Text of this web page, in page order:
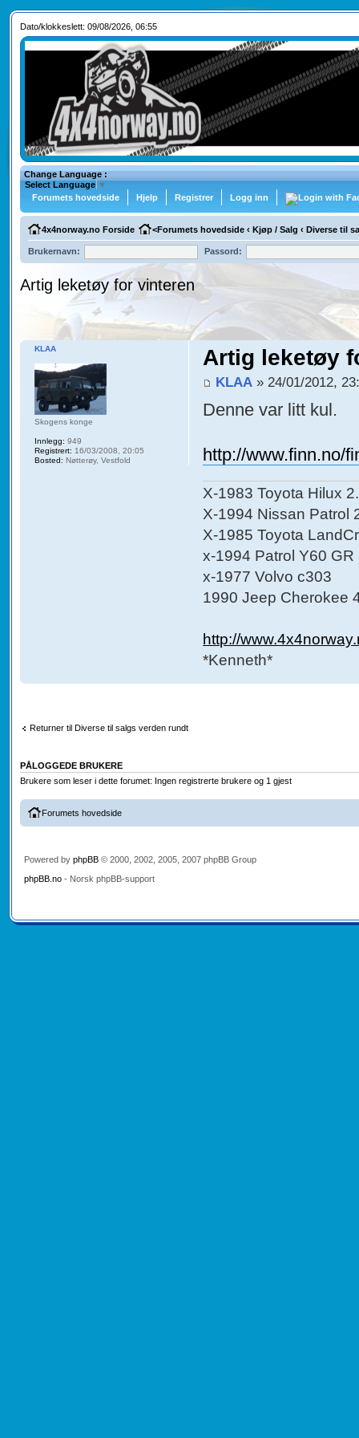
Dato/klokkeslett: 09/08/2026, 06:55
Change Language :
Select Language ▼
Forumets hovedside
Hjelp Registrer Logg inn
4x4norway.no Forside <Forumets hovedside ‹ Kjøp / Salg ‹ Diverse til
Brukernavn: Passord:
Artig leketøy for vinteren
Artig leketøy
KLAA » 24/01/2012,
Denne var litt kul.
http://www.finn.no/
X-1983 Toyota Hilux
X-1994 Nissan Patrol
X-1985 Toyota
x-1994 Patrol Y60 GR
x-1977 Volvo c303
1990 Jeep Cherokee
http://
*Kenneth*
KLAA
Skogens konge
Innlegg: 949
Registrert: 16/03/2008, 20:05
Bosted: Nøtterøy, Vestfold
Returner til Diverse til salgs verden rundt
PÅLOGGEDE BRUKERE
Brukere som leser i dette forumet: Ingen registrerte brukere og 1 gjest
Forumets hovedside
Powered by phpBB© 2000, 2002, 2005, 2007 phpBB Group
phpBB.no- Norsk phpBB-support